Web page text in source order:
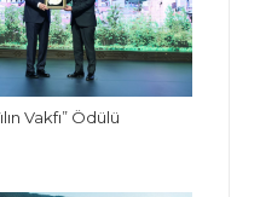
Vakfı” Ödülü